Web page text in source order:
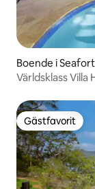
Boende i
Världsklass
Gästfavorit
Gästfavorit